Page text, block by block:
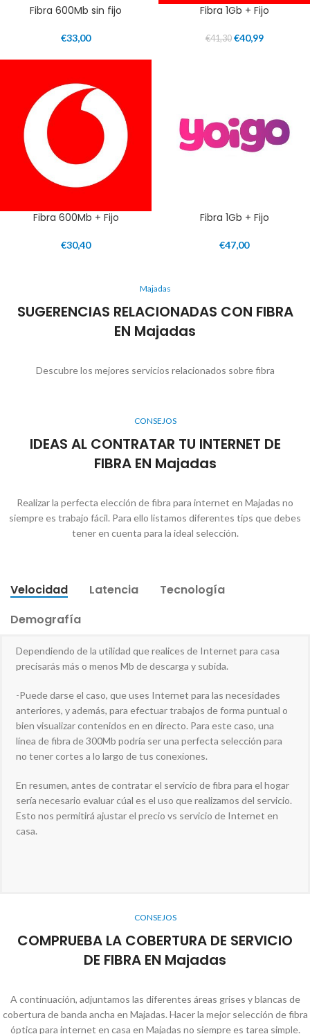
Fibra 600Mb sin fijo
€33,00
Fibra 1Gb + Fijo
€41,30 €40,99
Fibra 600Mb + Fijo
€30,40
Fibra 1Gb + Fijo
€47,00
Majadas
SUGERENCIAS RELACIONADAS CON FIBRA
EN Majadas
Descubre los mejores servicios relacionados sobre fibra
CONSEJOS
IDEAS AL CONTRATAR TU INTERNET DE
FIBRA EN Majadas
Realizar la perfecta elección de fibra para internet en Majadas no
siempre es trabajo fácil. Para ello listamos diferentes tips que debes
tener en cuenta para la ideal selección.
Velocidad Latencia
Tecnología
Demografía
Dependiendo de la utilidad que realices de Internet para casa
precisarás más o menos Mb de descarga y subida.
-Puede darse el caso, que uses Internet para las necesidades
anteriores, y además, para efectuar trabajos de forma puntual o
bien visualizar contenidos en en directo. Para este caso, una
línea de fibra de 300Mb podría ser una perfecta selección para
no tener cortes a lo largo de tus conexiones.
En resumen, antes de contratar el servicio de fibra para el hogar
sería necesario evaluar cúal es el uso que realizamos del servicio.
Esto nos permitirá ajustar el precio vs servicio de Internet en
casa.
CONSEJOS
COMPRUEBA LA COBERTURA DE SERVICIO
DE FIBRA EN Majadas
A continuación, adjuntamos las diferentes áreas grises y blancas de
cobertura de banda ancha en Majadas. Hacer la mejor selección de fibra
óptica para internet en casa en Majadas no siempre es tarea simple.